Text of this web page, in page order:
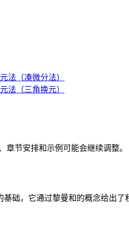
法（凑微分法）
法（三角换元）
章节安排和示例可能会继续调整。
础，它通过黎曼和的概念给出了